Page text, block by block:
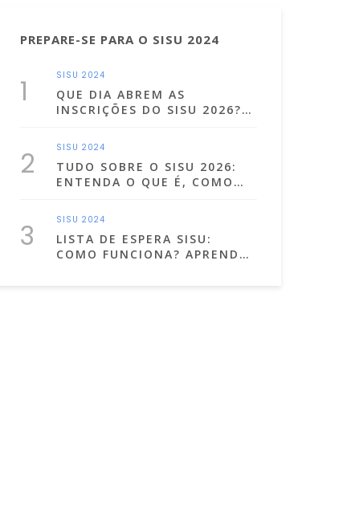
PREPARE-SE PARA O SISU 2024
1 SISU 2024
QUE DIA ABREM AS
INSCRIÇÕES DO SISU 2026?
2 SISU 2024
TUDO SOBRE O SISU 2026:
ENTENDA O QUE É, COMO
MAIS!
3 SISU 2024
LISTA DE ESPERA SISU:
COMO FUNCIONA? APRENDA